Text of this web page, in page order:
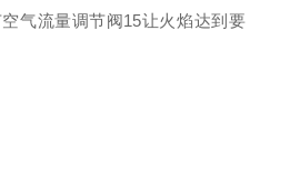
气流量调节阀15让火焰达到要